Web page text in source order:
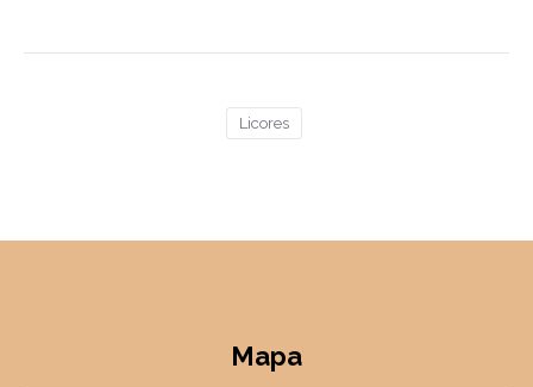
Licores
Mapa